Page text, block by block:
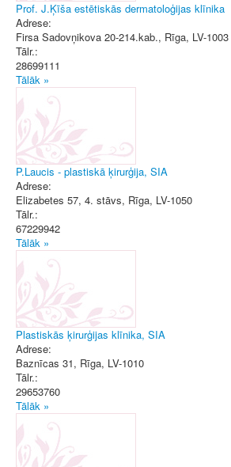
Prof. J.Ķīša estētiskās dermatoloģijas klīnika
Adrese:
Firsa Sadovņikova 20-214.kab., Rīga, LV-1003
Tālr.:
28699111
Tālāk »
P.Laucis - plastiskā ķirurģija, SIA
Adrese:
Elizabetes 57, 4. stāvs, Rīga, LV-1050
Tālr.:
67229942
Tālāk »
Plastiskās ķirurģijas klīnika, SIA
Adrese:
Baznīcas 31, Rīga, LV-1010
Tālr.:
29653760
Tālāk »